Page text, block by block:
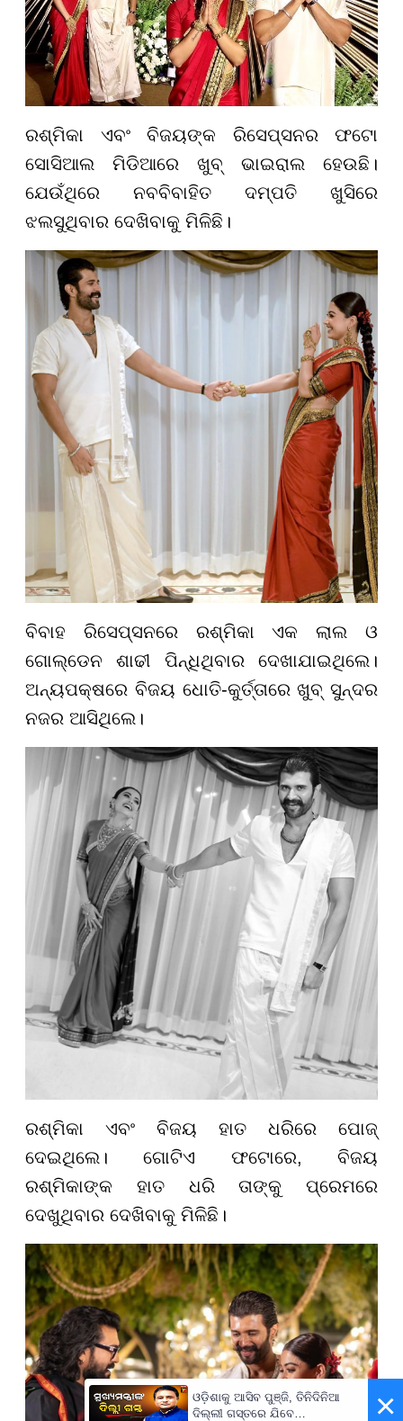
ରଶ୍ମିକା ଏବଂ ବିଜୟଙ୍କ ରିସେପ୍ସନର ଫଟୋ
ସୋସିଆଲ ମିଡିଆରେ ଖୁବ୍ ଭାଇରାଲ ହେଉଛି।
ଯେଉଁଥିରେ ନବବିବାହିତ ଦମ୍ପତି ଖୁସିରେ
ଝଲସୁଥିବାର ଦେଖିବାକୁ ମିଳିଛି।
ବିବାହ ରିସେପ୍ସନରେ ରଶ୍ମିକା ଏକ ଲାଲ ଓ
ଗୋଲ୍ଡେନ ଶାଢୀ ପିନ୍ଧିଥିବାର ଦେଖାଯାଇଥିଲେ।
ଅନ୍ୟପକ୍ଷରେ ବିଜୟ ଧୋତି-କୁର୍ତ୍ତାରେ ଖୁବ୍ ସୁନ୍ଦର
ନଜର ଆସିଥିଲେ।
ରଶ୍ମିକା ଏବଂ ବିଜୟ ହାତ ଧରିରେ ପୋଜ୍
ଦେଇଥିଲେ। ଗୋଟିଏ ଫଟୋରେ, ବିଜୟ
ରଶ୍ମିକାଙ୍କ ହାତ ଧରି ତାଙ୍କୁ ପ୍ରେମରେ
ଦେଖୁଥିବାର ଦେଖିବାକୁ ମିଳିଛି।
×
ଓଡ଼ିଶାକୁ ଆସିବ ପୁଞ୍ଜି, ତିନିଦିନିଆ
ଦିଲ୍ଲୀ ଗସ୍ତରେ ଯିବେ